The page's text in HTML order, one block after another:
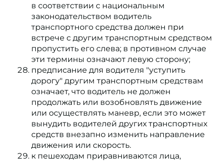
в соответствии с национальным
законодательством водитель
транспортного средства должен при
встрече с другим транспортным средством
пропустить его слева; в противном случае
эти термины означают левую сторону;
предписание для водителя "уступить
дорогу" другим транспортным средствам
означает, что водитель не должен
продолжать или возобновлять движение
или осуществлять маневр, если это может
вынудить водителей других транспортных
средств внезапно изменить направление
движения или скорость.
к пешеходам приравниваются лица,